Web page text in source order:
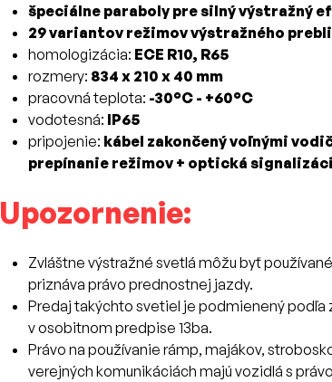
špeciálne paraboly pre silný výstražný
29 variantov režimov výstražného
homologizácia: ECE R10, R65
rozmery: 834 x 210 x 40 mm
pracovná teplota: -30°C - +60°C
vodotesná: IP65
pripojenie: kábel zakončený voľnými
prepínanie režimov + optická
Upozornenie:
Zvláštne výstražné svetlá môžu byť
priznáva právo prednostnej jazdy.
Predaj takýchto svetiel je podmienený podľa
v osobitnom predpise 13ba.
Právo na používanie rámp, majákov,
verejných komunikáciách majú vozidlá s